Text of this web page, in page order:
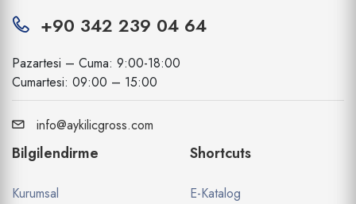
+90 342 239 04 64
Pazartesi – Cuma: 9:00-18:00
Cumartesi: 09:00 – 15:00
info@aykilicgross.com
Bilgilendirme
Kurumsal
Shortcuts
E-Katalog